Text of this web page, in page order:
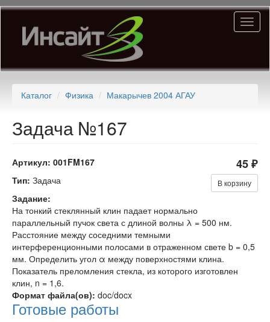
Перейти
основному
содержанию
Каталог Физика Макарычев 2004 АГАУ
Задача №167
Артикул: 001FM167 45 ₽
В корзину
Тип: Задача
Задание:
На тонкий стеклянный клин падает нормально
параллельный пучок света с длиной волны λ = 500 нм.
Расстояние между соседними темными
интерференционными полосами в отраженном свете b = 0,5
мм. Определить угол α между поверхностями клина.
Показатель преломления стекла, из которого изготовлен
клин, n = 1,6.
Формат файла(ов): doc/docx
Готовые работы